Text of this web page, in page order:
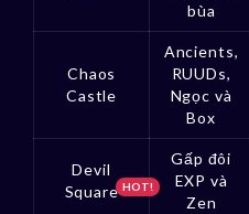
bùa
Chaos
Castle
Ancients,
RUUDs,
Ngọc và
Box
Devil
Square HOT!
Gấp đôi
EXP và
Zen